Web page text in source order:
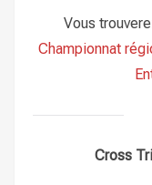
Vous
Championnat
Cross